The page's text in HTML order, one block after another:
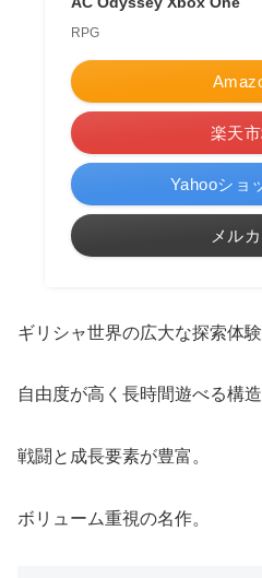
RPG
楽天
Yahooショ
メルカ
ギリシャ世界の広大な探索体験
自由度が高く長時間遊べる構造
戦闘と成長要素が豊富。
ボリューム重視の名作。